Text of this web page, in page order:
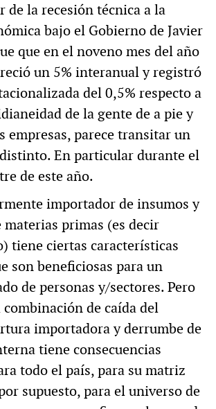
de la recesión técnica a la
bajo el Gobierno de Javier
que en el noveno mes del año
un 5% interanual y registró
del 0,5% respecto a
de la gente de a pie y
empresas, parece transitar un
En particular durante el
de este año.
importador de insumos y
primas (es decir
tiene ciertas características
son beneficiosas para un
de personas y/sectores. Pero
combinación de caída del
importadora y derrumbe de
tiene consecuencias
todo el país, para su matriz
supuesto, para el universo de